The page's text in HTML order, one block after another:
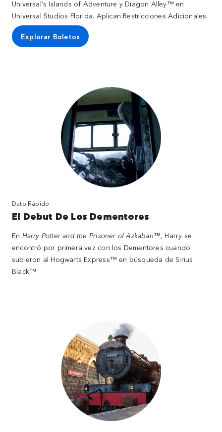
Universal’s Islands of Adventure y Diagon Alley™ en
Universal Studios Florida. Aplican Restricciones Adicionales.
Explorar Boletos
Dato Rápido
El Debut De Los Dementores
En Harry Potter and the Prisoner of Azkaban™, Harry se
encontró por primera vez con los Dementores cuando
subieron al Hogwarts Express™ en búsqueda de Sirius
Black™.